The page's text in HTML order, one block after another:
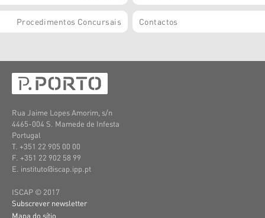
Procedimentos Concursais Contactos
Rua Jaime Lopes Amorim, s/n
4465-004 S. Mamede de Infesta
Portugal
T. +351 22 905 00 00
F. +351 22 902 58 99
E. instituto@iscap.ipp.pt
ISCAP © 2017
Subscrever newsletter
Mapa do sítio